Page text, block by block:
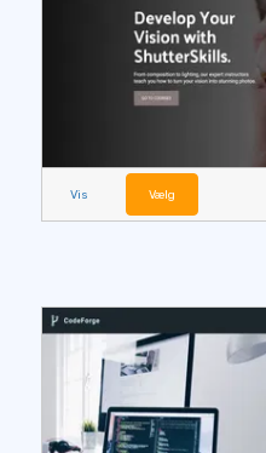
Vis Vælg